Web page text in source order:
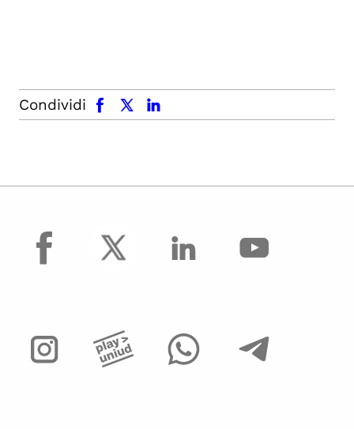
Condividi
facebook x.com linkedin
facebook